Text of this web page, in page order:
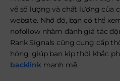
về số lượng và chất lượng của
website. Nhờ đó, bạn có thể
nofollow nhằm đánh giá tác
Rank Signals cũng cung cấp
hỏng, giúp bạn kịp thời khắc
backlinkmạnh mẽ.